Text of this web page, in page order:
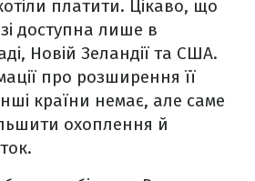
платити. Цікаво, що
доступна лише в
Новій Зеландії та США.
про розширення її
країни немає, але саме
охоплення й